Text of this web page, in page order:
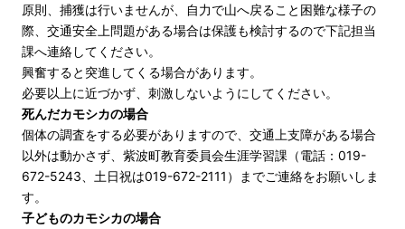
原則、捕獲は行いませんが、自力で山へ戻ること困難な様子の
際、交通安全上問題がある場合は保護も検討するので下記担当
課へ連絡してください。
興奮すると突進してくる場合があります。
必要以上に近づかず、刺激しないようにしてください。
死んだカモシカの場合
個体の調査をする必要がありますので、交通上支障がある場合
以外は動かさず、紫波町教育委員会生涯学習課（電話：019-
672-5243、土日祝は019-672-2111）までご連絡をお願いしま
す。
子どものカモシカの場合